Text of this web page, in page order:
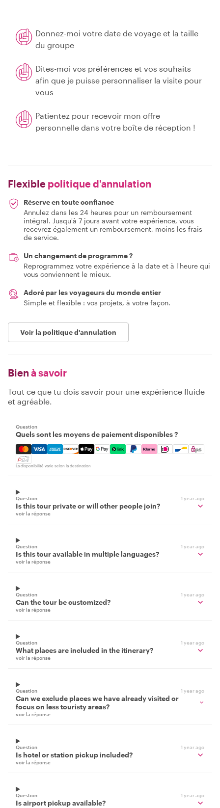
Donnez-moi votre date de voyage et la taille
du groupe
Dites-moi vos préférences et vos souhaits
afin que je puisse personnaliser la visite pour
vous
Patientez pour recevoir mon offre
personnelle dans votre boîte de réception !
Flexible politique d'annulation
Réserve en toute confiance
Annulez dans les 24 heures pour un remboursement
intégral. Jusqu'à 7 jours avant votre expérience, vous
recevrez également un remboursement, moins les frais
de service.
Un changement de programme ?
Reprogrammez votre expérience à la date et à l'heure qui
vous conviennent le mieux.
Adoré par les voyageurs du monde entier
Simple et flexible : vos projets, à votre façon.
Voir la politique d'annulation
Bien à savoir
Tout ce que tu dois savoir pour une expérience fluide
et agréable.
Question
Quels sont les moyens de paiement disponibles ?
Mastercard, Visa, Amex, Discover, Apple Pay, Google
La disponibilité varie selon la destination
Question 1 year ago
Is this tour private or will other people join?
voir la réponse
Question 1 year ago
Is this tour available in multiple languages?
voir la réponse
Question 1 year ago
Can the tour be customized?
voir la réponse
Question 1 year ago
What places are included in the itinerary?
voir la réponse
Question 1 year ago
Can we exclude places we have already visited or
focus on less touristy areas?
voir la réponse
Question 1 year ago
Is hotel or station pickup included?
voir la réponse
Question 1 year ago
Is airport pickup available?